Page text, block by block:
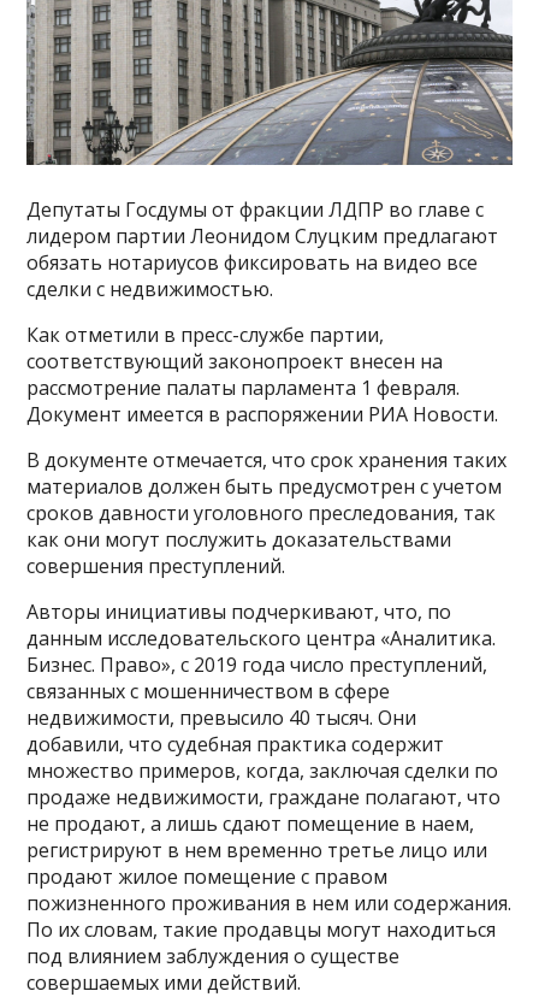
Депутаты Госдумы от фракции ЛДПР во главе с
лидером партии Леонидом Слуцким предлагают
обязать нотариусов фиксировать на видео все
сделки с недвижимостью.
Как отметили в пресс-службе партии,
соответствующий законопроект внесен на
рассмотрение палаты парламента 1 февраля.
Документ имеется в распоряжении РИА Новости.
В документе отмечается, что срок хранения таких
материалов должен быть предусмотрен с учетом
сроков давности уголовного преследования, так
как они могут послужить доказательствами
совершения преступлений.
Авторы инициативы подчеркивают, что, по
данным исследовательского центра «Аналитика.
Бизнес. Право», с 2019 года число преступлений,
связанных с мошенничеством в сфере
недвижимости, превысило 40 тысяч. Они
добавили, что судебная практика содержит
множество примеров, когда, заключая сделки по
продаже недвижимости, граждане полагают, что
не продают, а лишь сдают помещение в наем,
регистрируют в нем временно третье лицо или
продают жилое помещение с правом
пожизненного проживания в нем или содержания.
По их словам, такие продавцы могут находиться
под влиянием заблуждения о существе
совершаемых ими действий.